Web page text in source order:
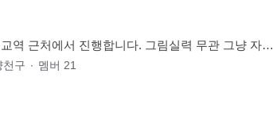
역 근처에서 진행합니다. 그림실력 무관 그냥 자기
니
천구 ∙ 멤버 21